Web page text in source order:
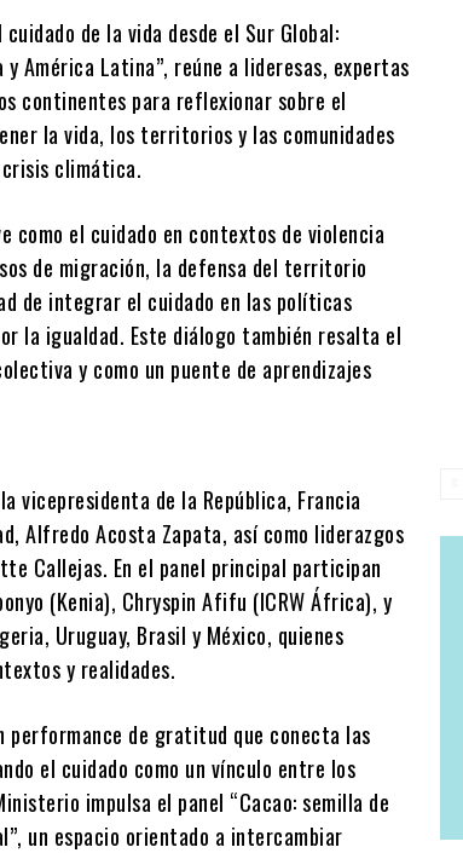
de la vida desde el Sur Global:
América Latina”, reúne a lideresas, expertas
continentes para reflexionar sobre el
la vida, los territorios y las comunidades
climática.
como el cuidado en contextos de violencia
de migración, la defensa del territorio
de integrar el cuidado en las políticas
la igualdad. Este diálogo también resalta el
y como un puente de aprendizajes
vicepresidenta de la República, Francia
Alfredo Acosta Zapata, así como liderazgos
Callejas. En el panel principal participan
(Kenia), Chryspin Afifu (ICRW África), y
Uruguay, Brasil y México, quienes
y realidades.
performance de gratitud que conecta las
el cuidado como un vínculo entre los
impulsa el panel “Cacao: semilla de
un espacio orientado a intercambiar